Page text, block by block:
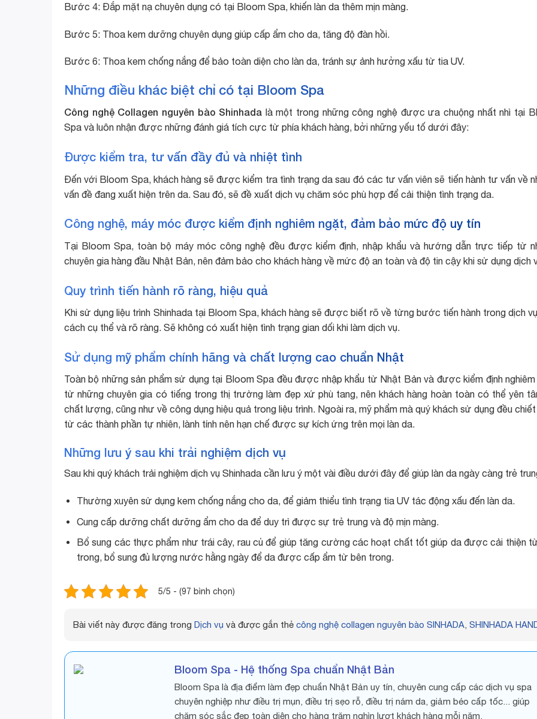
Bước 4: Đắp mặt nạ chuyên dụng có tại Bloom Spa, khiến làn da thêm mịn màng.
Bước 5: Thoa kem dưỡng chuyên dụng giúp cấp ẩm cho da, tăng độ đàn hồi.
Bước 6: Thoa kem chống nắng để bảo toàn diện cho làn da, tránh sự ảnh hưởng xấu từ tia UV.
Những điều khác biệt chỉ có tại Bloom Spa
Công nghệ Collagen nguyên bào Shinhada là một trong những công nghệ được ưa chuộng nhất nhì tại
Spa và luôn nhận được những đánh giá tích cực từ phía khách hàng, bởi những yếu tố dưới đây:
Được kiểm tra, tư vấn đầy đủ và nhiệt tình
Đến với Bloom Spa, khách hàng sẽ được kiểm tra tình trạng da sau đó các tư vấn viên sẽ tiến hành tư vấn về
vấn đề đang xuất hiện trên da. Sau đó, sẽ đề xuất dịch vụ chăm sóc phù hợp để cải thiện tình trạng da.
Công nghệ, máy móc được kiểm định nghiêm ngặt, đảm bảo mức độ uy tín
Tại Bloom Spa, toàn bộ máy móc công nghệ đều được kiểm định, nhập khẩu và hướng dẫn trực tiếp từ
chuyên gia hàng đầu Nhật Bản, nên đảm bảo cho khách hàng về mức độ an toàn và độ tin cậy khi sử dụng dịch
Quy trình tiến hành rõ ràng, hiệu quả
Khi sử dụng liệu trình Shinhada tại Bloom Spa, khách hàng sẽ được biết rõ về từng bước tiến hành trong dịch
cách cụ thể và rõ ràng. Sẽ không có xuất hiện tình trạng gian dối khi làm dịch vụ.
Sử dụng mỹ phẩm chính hãng và chất lượng cao chuẩn Nhật
Toàn bộ những sản phẩm sử dụng tại Bloom Spa đều được nhập khẩu từ Nhật Bản và được kiểm định
từ những chuyên gia có tiếng trong thị trường làm đẹp xứ phù tang, nên khách hàng hoàn toàn có thể yên
chất lượng, cũng như về công dụng hiệu quả trong liệu trình. Ngoài ra, mỹ phẩm mà quý khách sử dụng đều
từ các thành phần tự nhiên, lành tính nên hạn chế được sự kích ứng trên mọi làn da.
Những lưu ý sau khi trải nghiệm dịch vụ
Sau khi quý khách trải nghiệm dịch vụ Shinhada cần lưu ý một vài điều dưới đây để giúp làn da ngày càng trẻ
Thường xuyên sử dụng kem chống nắng cho da, để giảm thiểu tình trạng tia UV tác động xấu đến làn da.
Cung cấp dưỡng chất dưỡng ẩm cho da để duy trì được sự trẻ trung và độ mịn màng.
Bổ sung các thực phẩm như trái cây, rau củ để giúp tăng cường các hoạt chất tốt giúp da được cải thiện
trong, bổ sung đủ lượng nước hằng ngày để da được cấp ẩm từ bên trong.
5/5 - (97 bình chọn)
Bài viết này được đăng trong Dịch vụ và được gắn thẻ công nghệ collagen nguyên bào SINHADA, SHINHADA
Bloom Spa - Hệ thống Spa chuẩn Nhật Bản
Bloom Spa là địa điểm làm đẹp chuẩn Nhật Bản uy tín, chuyên cung cấp các dịch vụ spa
chuyên nghiệp như điều trị mụn, điều trị sẹo rỗ, điều trị nám da, giảm béo cấp tốc... giúp
chăm sóc sắc đẹp toàn diện cho hàng trăm nghìn lượt khách hàng mỗi năm.